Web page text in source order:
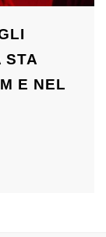
STA
E NEL